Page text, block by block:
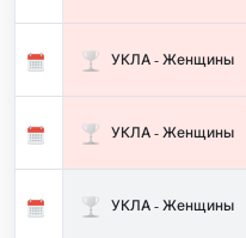
УКЛА - Женщины
УКЛА - Женщины
УКЛА - Женщины